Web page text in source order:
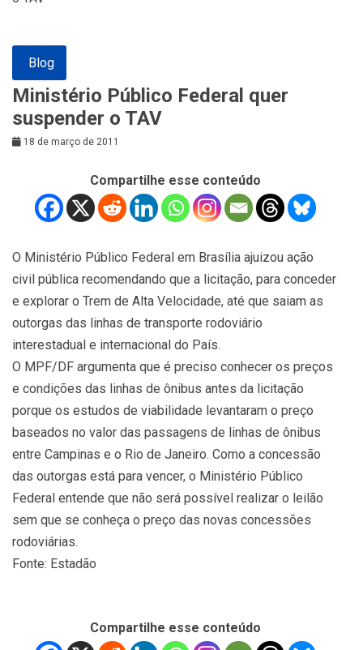
Blog
Ministério Público Federal quer
suspender o TAV
18 de março de 2011
Compartilhe esse conteúdo
O Ministério Público Federal em Brasília ajuizou ação
civil pública recomendando que a licitação, para conceder
e explorar o Trem de Alta Velocidade, até que saiam as
outorgas das linhas de transporte rodoviário
interestadual e internacional do País.
O MPF/DF argumenta que é preciso conhecer os preços
e condições das linhas de ônibus antes da licitação
porque os estudos de viabilidade levantaram o preço
baseados no valor das passagens de linhas de ônibus
entre Campinas e o Rio de Janeiro. Como a concessão
das outorgas está para vencer, o Ministério Público
Federal entende que não será possível realizar o leilão
sem que se conheça o preço das novas concessões
rodoviárias.
Fonte: Estadão
Compartilhe esse conteúdo